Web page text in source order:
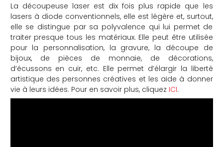
La découpeuse laser est dix fois plus rapide que les
lasers à diode conventionnels, elle est légère et, surtout,
elle se distingue par sa polyvalence qui lui permet de
traiter presque tous les matériaux. Elle peut être utilisée
pour la personnalisation, la gravure, la découpe de
bijoux, de pièces de monnaie, de décorations,
d’écussons en cuir, etc. Elle permet d’élargir la liberté
artistique des personnes créatives et les aide à donner
vie à leurs idées. Pour en savoir plus, cliquez ICI.